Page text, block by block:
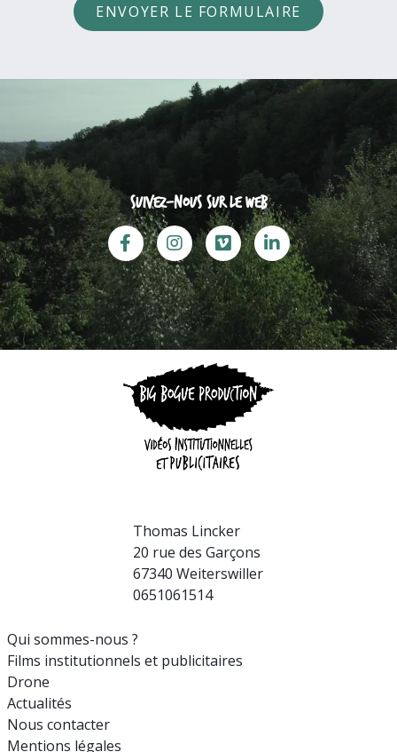
ENVOYER LE FORMULAIRE
Suivez-nous sur le web
Thomas Lincker
20 rue des Garçons
67340 Weiterswiller
0651061514
Qui sommes-nous ?
Films institutionnels et publicitaires
Drone
Actualités
Nous contacter
Mentions légales